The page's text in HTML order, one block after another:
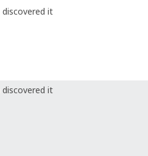
discovered it
discovered it